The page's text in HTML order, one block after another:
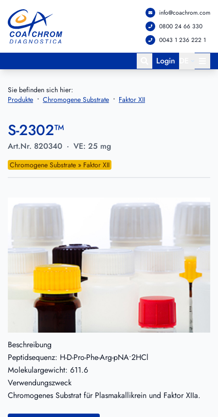
Zum Hauptmenü springen
Zum Hauptinhalt springen
info@coachrom.com
0800 24 66 330
0043 1 236 222 1
Login
Sie befinden sich hier:
Produkte
Chromogene Substrate Faktor XII
S-2302™
Art.Nr. 820340 · VE: 25 mg
Chromogene Substrate » Faktor XII
Beschreibung
Peptidsequenz: H-D-Pro-Phe-Arg-pNA•2HCl
Molekulargewicht: 611.6
Verwendungszweck
Chromogenes Substrat für Plasmakallikrein und Faktor XIIa.